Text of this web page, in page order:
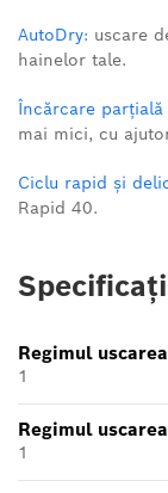
AutoDry: uscare
hainelor tale.
Încărcare parțială
mai mici, cu
Ciclu rapid și
Rapid 40.
Regimul
1
Regimul
1